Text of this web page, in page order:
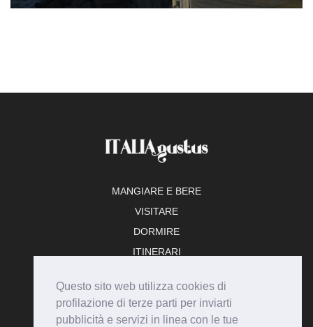
Questo sito web utilizza cookies di
profilazione di terze parti per inviarti
pubblicità e servizi in linea con le tue
MANGIARE E BERE
VISITARE
DORMIRE
ITINERARI
ADERISCI